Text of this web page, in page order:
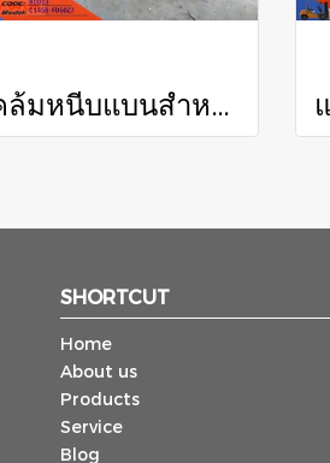
แคล้มหนีบแบนสำหรับรถยกขนาด 5.0ตัน / BALE CLAMP FOR 5.0 TON FORKLIFT
SHORTCUT
Home
About us
Products
Service
Blog